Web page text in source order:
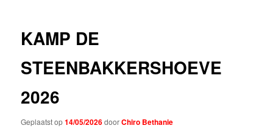
KAMP DE
STEENBAKKERSHOEVE
2026
Geplaatst op14/05/2026doorChiro Bethanie